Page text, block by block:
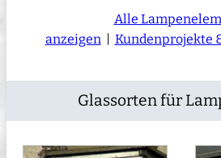
Alle
anzeigen| Kundenprojekte
Glassorten für